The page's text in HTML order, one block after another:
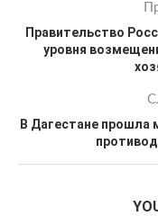
Правительство
уровня
В Дагестане прошла